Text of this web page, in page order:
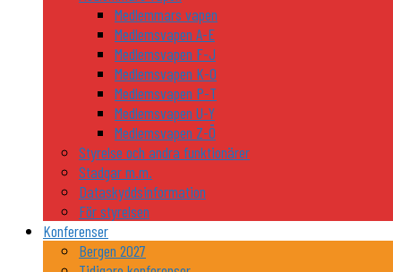
Medlemmars vapen
Medlemsvapen A-E
Medlemsvapen F-J
Medlemsvapen K-O
Medlemsvapen P-T
Medlemsvapen U-Y
Medlemsvapen Z-Ö
Styrelse och andra funktionärer
Stadgar m.m.
Dataskyddsinformation
För styrelsen
Konferenser
Bergen 2027